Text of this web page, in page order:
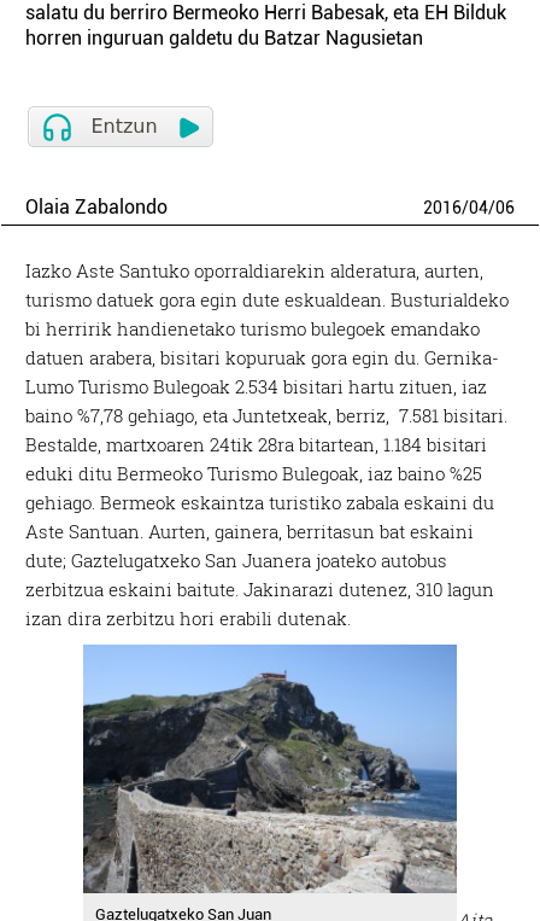
salatu du berriro Bermeoko Herri Babesak, eta EH Bilduk
horren inguruan galdetu du Batzar Nagusietan
Olaia Zabalondo 2016/04/06
Iazko Aste Santuko oporraldiarekin alderatura, aurten,
turismo datuek gora egin dute eskualdean. Busturialdeko
bi herririk handienetako turismo bulegoek emandako
datuen arabera, bisitari kopuruak gora egin du. Gernika-
Lumo Turismo Bulegoak 2.534 bisitari hartu zituen, iaz
baino %7,78 gehiago, eta Juntetxeak, berriz, 7.581 bisitari.
Bestalde, martxoaren 24tik 28ra bitartean, 1.184 bisitari
eduki ditu Bermeoko Turismo Bulegoak, iaz baino %25
gehiago. Bermeok eskaintza turistiko zabala eskaini du
Aste Santuan. Aurten, gainera, berritasun bat eskaini
dute; Gaztelugatxeko San Juanera joateko autobus
zerbitzua eskaini baitute. Jakinarazi dutenez, 310 lagun
izan dira zerbitzu hori erabili dutenak.
Gaztelugatxeko San Juan